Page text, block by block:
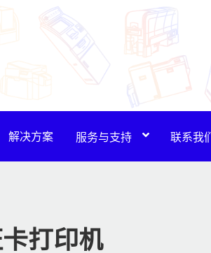
解决方案 服务与支持 联系我们
打印机